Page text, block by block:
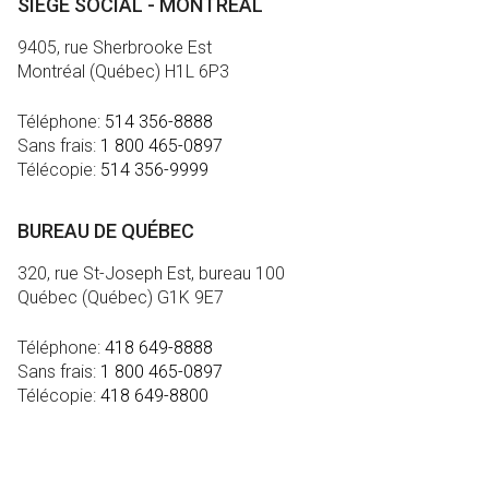
SIÈGE SOCIAL - MONTRÉAL
9405, rue Sherbrooke Est
Montréal (Québec) H1L 6P3
Téléphone: 514 356-8888
Sans frais: 1 800 465-0897
Télécopie: 514 356-9999
BUREAU DE QUÉBEC
320, rue St-Joseph Est, bureau 100
Québec (Québec) G1K 9E7
Téléphone: 418 649-8888
Sans frais: 1 800 465-0897
Télécopie: 418 649-8800